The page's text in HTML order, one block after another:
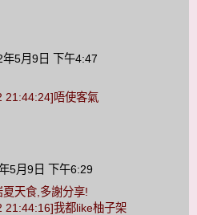
年5月9日 下午4:47
21:44:24]唔使客氣
5月9日 下午6:29
天食,多謝分享!
21:44:16]我都like柚子架